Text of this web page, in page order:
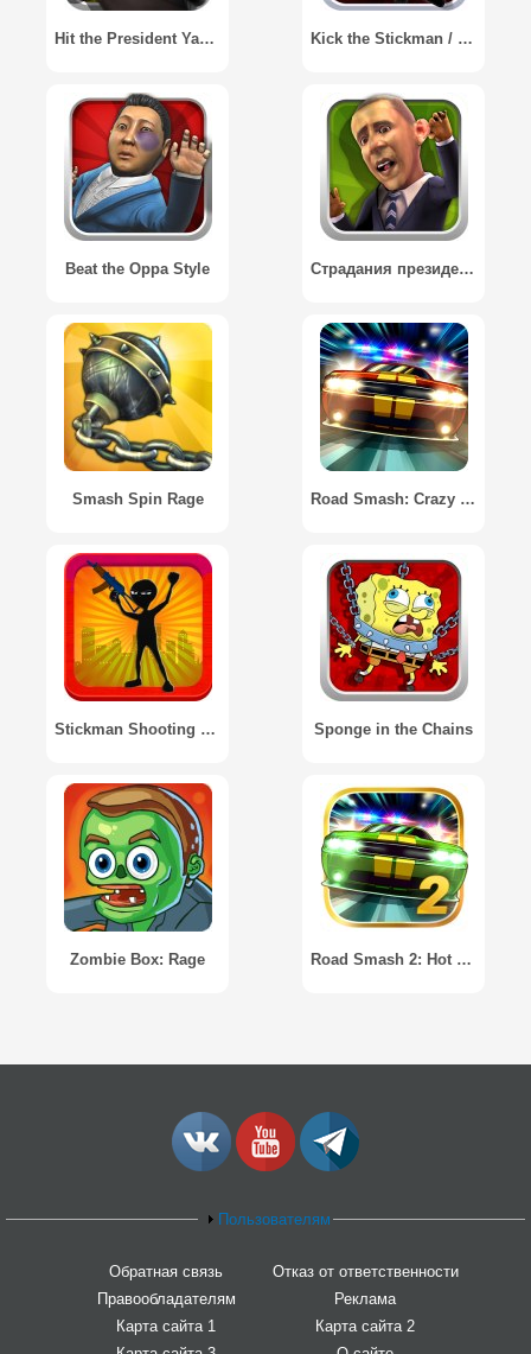
Hit the President Yanukovich Kick the Stickman / Избей Стикмана
Beat the Oppa Style Страдания президента США / Suffering of the USА President
Smash Spin Rage Road Smash: Crazy Racing! / Road Smash: Сумасшедшие гонки!
Stickman Shooting Zombie Sponge in the Chains
Zombie Box: Rage Road Smash 2: Hot Pursuit
Пользователям
Обратная связь
Отказ от ответственности
Правообладателям
Реклама
Карта сайта 1
Карта сайта 2